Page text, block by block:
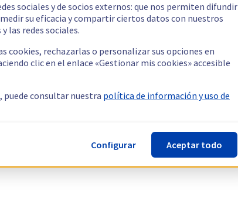
sociales y de socios externos: que nos permiten difundir
su eficacia y compartir ciertos datos con nuestros
las redes sociales.
cookies, rechazarlas o personalizar sus opciones en
clic en el enlace «Gestionar mis cookies» accesible
puede consultar nuestra política de información y uso de
Configurar Aceptar todo